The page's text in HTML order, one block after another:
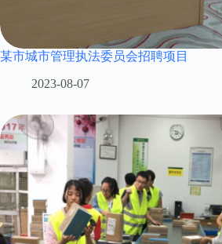
某市城市管理执法委员会招聘项目
2023-08-07